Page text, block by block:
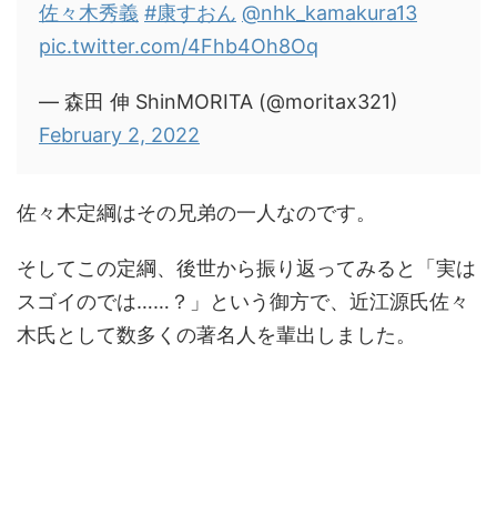
佐々木秀義 #康すおん @nhk_kamakura13
pic.twitter.com/4Fhb4Oh8Oq
— 森田 伸 ShinMORITA (@moritax321)
February 2, 2022
佐々木定綱はその兄弟の一人なのです。
そしてこの定綱、後世から振り返ってみると「実は
スゴイのでは……？」という御方で、近江源氏佐々
木氏として数多くの著名人を輩出しました。